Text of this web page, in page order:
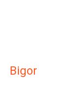
Bigor